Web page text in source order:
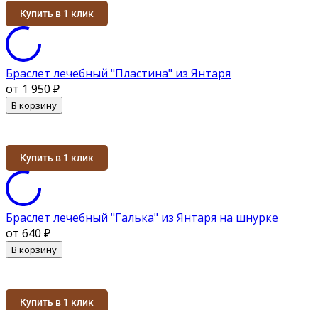
Купить в 1 клик
Браслет лечебный "Пластина" из Янтаря
от 1 950 ₽
В корзину
Купить в 1 клик
Браслет лечебный "Галька" из Янтаря на шнурке
от 640 ₽
В корзину
Купить в 1 клик